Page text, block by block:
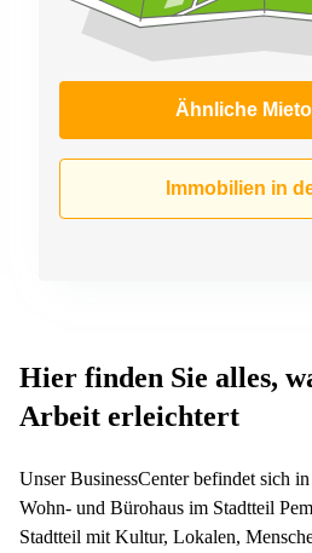
Ähnliche
Immobilien in
Hier finden Sie alles,
Arbeit erleichtert
Unser BusinessCenter befindet sich
Wohn- und Bürohaus im Stadtteil
Stadtteil mit Kultur, Lokalen,